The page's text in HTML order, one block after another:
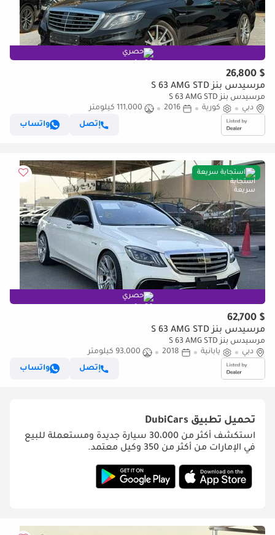
حصري
$ 26,800
مرسيدس بنز S 63 AMG STD
مرسيدس بنز S 63 AMG STD
دبي
كورية 2016
111,000 كيلومتر
إتصل
واتساب
استجابة سريعة
حصري
$ 62,700
مرسيدس بنز S 63 AMG STD
مرسيدس بنز S 63 AMG STD
دبي
يابانية 2018
93,000 كيلومتر
إتصل
واتساب
تحميل تطبيق DubiCars
استكشف أكثر من 30،000 سيارة جديدة ومستعملة للبيع
في الإمارات من أكثر من 350 وكيل معتمد.